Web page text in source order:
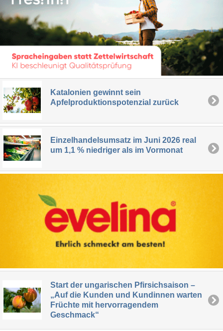
Katalonien gewinnt sein
Apfelproduktionspotenzial zurück
Einzelhandelsumsatz im Juni 2026 real
um 1,1 % niedriger als im Vormonat
Start der ungarischen Pfirsichsaison –
„Auf die Kunden und Kundinnen warten
Früchte mit hervorragendem
Geschmack“